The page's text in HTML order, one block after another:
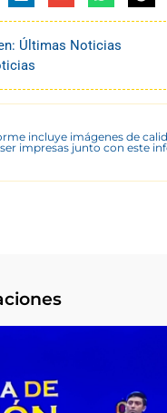
Últimas Noticias
incluye imágenes de
impresas junto con este